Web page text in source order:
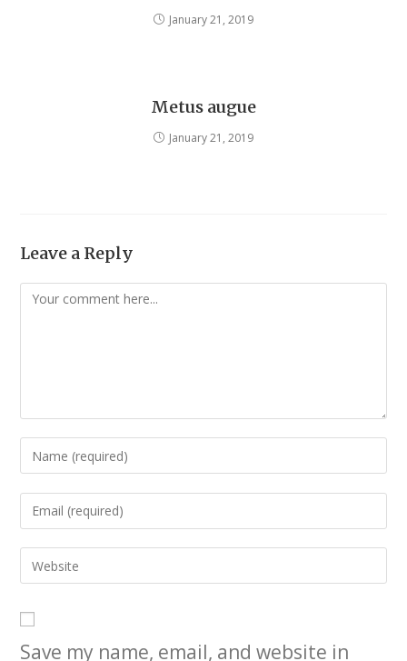
January 21, 2019
Metus augue
January 21, 2019
Leave a Reply
Comment
Enter
your
name
to
comment
Enter
your
email
address
comment
your
URL
(optional)
Save my name, email, and website in